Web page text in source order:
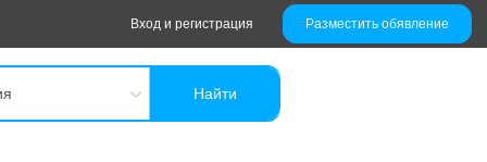
Вход и регистрация Разместить обявление
Найти